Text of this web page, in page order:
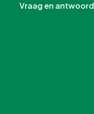
Vraag en antwoord